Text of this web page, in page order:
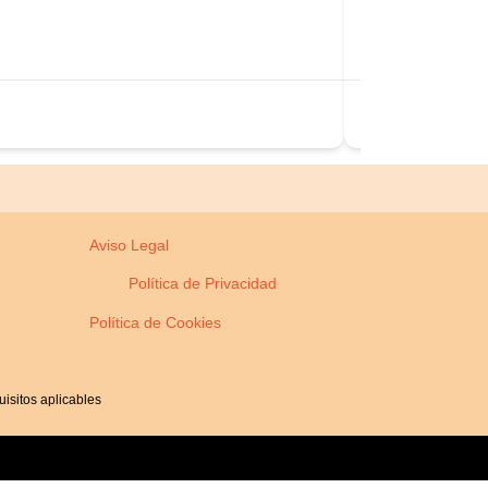
Aviso Legal
Política de Privacidad
Política de Cookies
aplicables